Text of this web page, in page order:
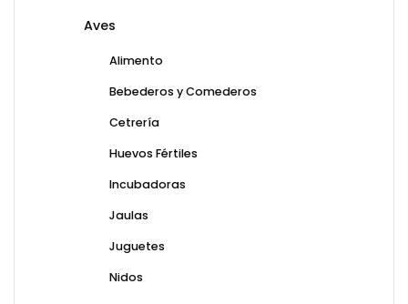
Aves
Alimento
Bebederos y Comederos
Cetrería
Huevos Fértiles
Incubadoras
Jaulas
Juguetes
Nidos